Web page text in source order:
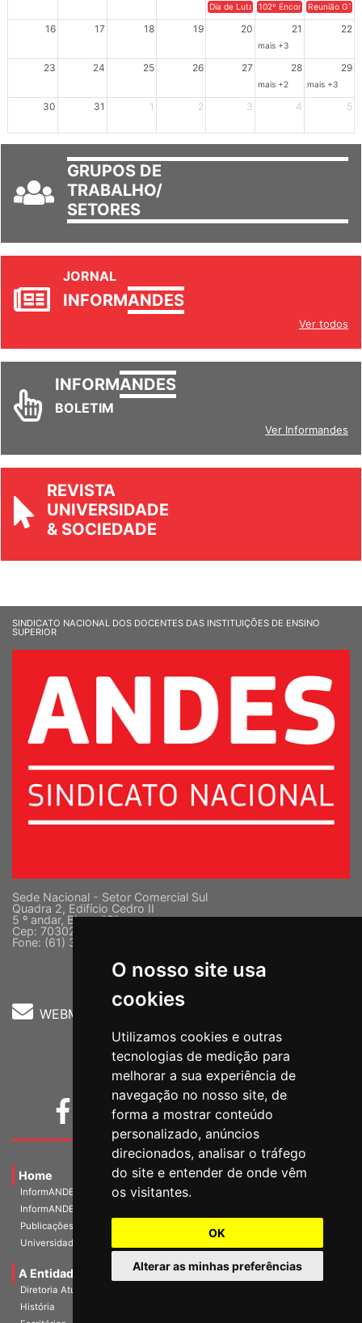
O nosso site usa
cookies
Utilizamos cookies e outras
tecnologias de medição para
melhorar a sua experiência de
navegação no nosso site, de
forma a mostrar conteúdo
personalizado, anúncios
direcionados, analisar o tráfego
do site e entender de onde vêm
os visitantes.
OK
Alterar as minhas preferências
Dia de Luta em Defesa de Cuba e da
102º Encontro da
Reunião
16 17 18 19 20 21 22
mais +3
23 24 25 26 27 28 29
mais +2 mais +3
30 31 1 2 3 4 5
GRUPOS DE
TRABALHO/
SETORES
JORNAL
INFORMANDES
Ver todos
INFORMANDES
BOLETIM
Ver Informandes
REVISTA
UNIVERSIDADE
& SOCIEDADE
SINDICATO NACIONAL DOS DOCENTES DAS INSTITUIÇÕES DE ENSINO
SUPERIOR
Sede Nacional - Setor Comercial Sul
Quadra 2, Edifício Cedro II
5 º andar, Bloco "C"
Cep: 70302-914 Brasília-DF |
Fone: (61) 3962-8400
WEBMAIL
Home
InformANDES PDF
InformANDES Online
Publicações
Universidade e Sociedade
A Entidade
Diretoria Atual
História